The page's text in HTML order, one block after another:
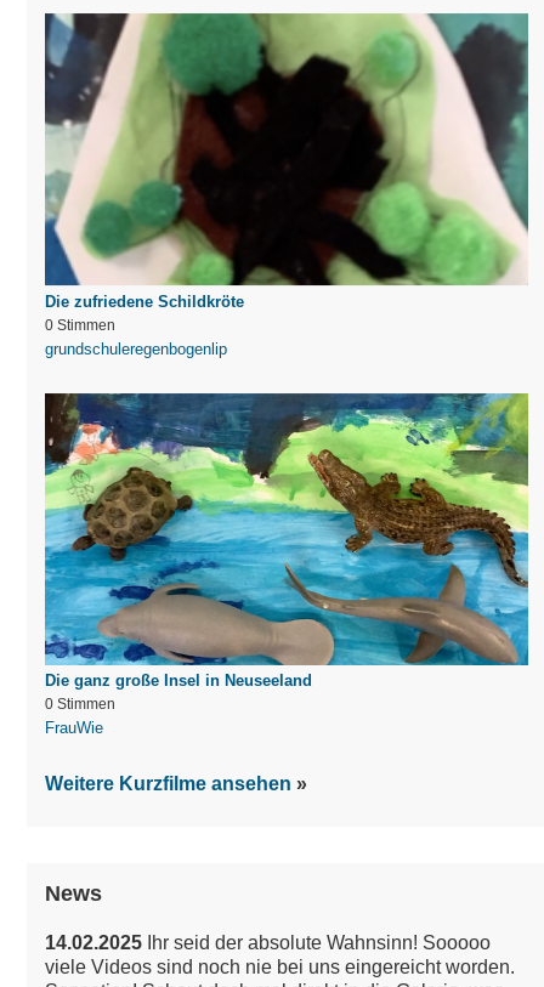
Die zufriedene Schildkröte
0 Stimmen
grundschuleregenbogenlip
Die ganz große Insel in Neuseeland
0 Stimmen
FrauWie
Weitere Kurzfilme ansehen
News
14.02.2025 Ihr seid der absolute Wahnsinn! Sooooo
viele Videos sind noch nie bei uns eingereicht worden.